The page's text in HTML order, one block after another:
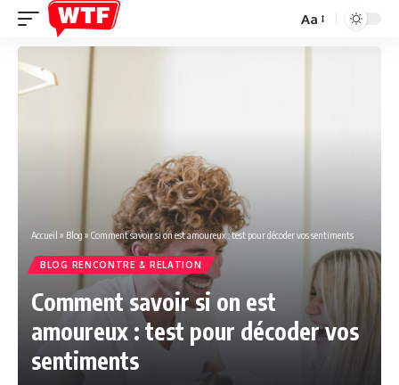
Font
Resizer
Aa
Accueil » Blog » Comment savoir si on est amoureux : test pour décoder vos sentiments
BLOG RENCONTRE & RELATION
Comment savoir si on est
amoureux : test pour décoder vos
sentiments